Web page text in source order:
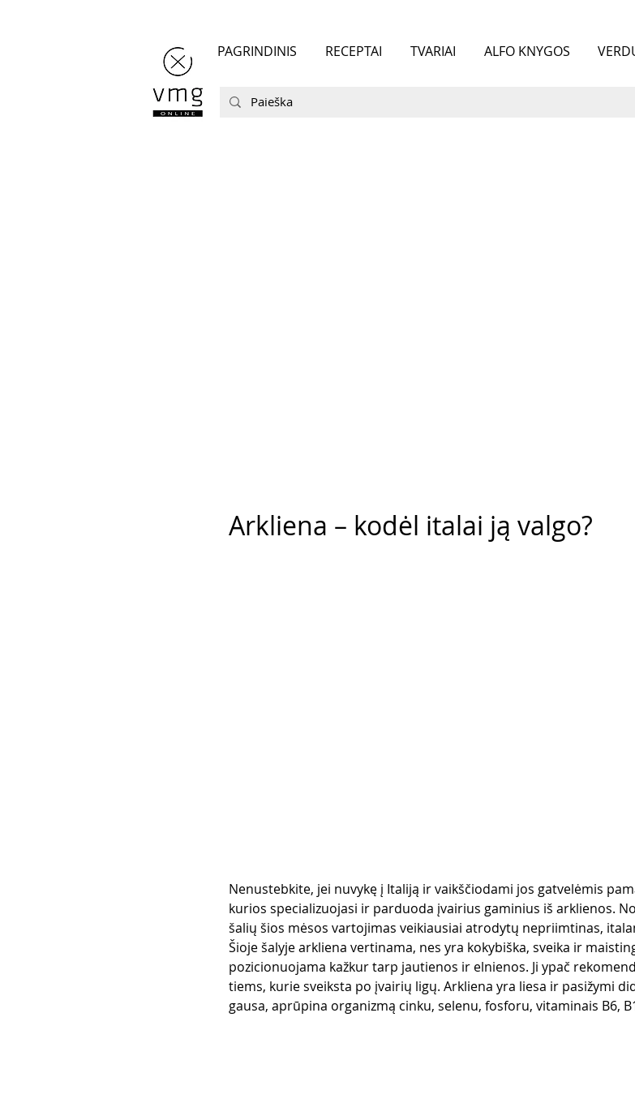
PAGRINDINIS RECEPTAI TVARIAI ALFO KNYGOS
Arkliena – kodėl italai ją valgo?
Nenustebkite, jei nuvykę į Italiją ir vaikščiodami jos gatvelėmis
kurios specializuojasi ir parduoda įvairius gaminius iš arklienos.
šalių šios mėsos vartojimas veikiausiai atrodytų nepriimtinas,
Šioje šalyje arkliena vertinama, nes yra kokybiška, sveika ir
pozicionuojama kažkur tarp jautienos ir elnienos. Ji ypač
tiems, kurie sveiksta po įvairių ligų. Arkliena yra liesa ir pasižymi
gausa, aprūpina organizmą cinku, selenu, fosforu, vitaminais B6,